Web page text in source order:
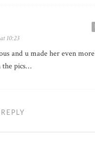
10:23
and u made her even more
the pics…